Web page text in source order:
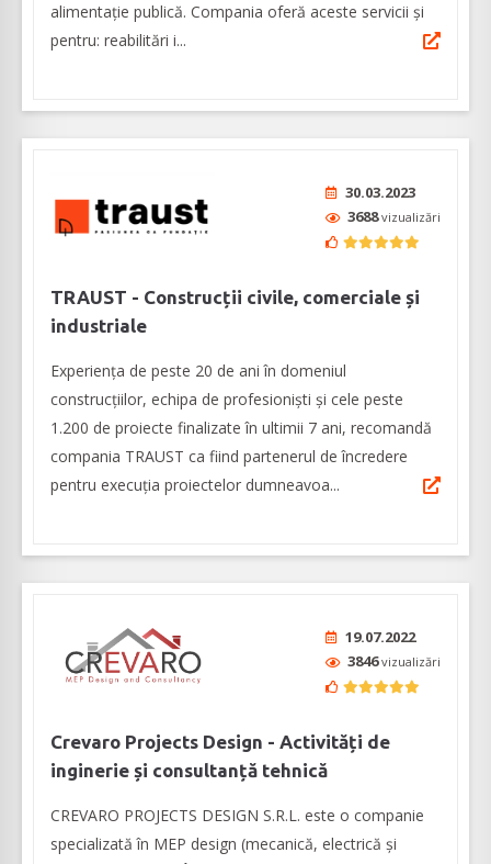
alimentație publică. Compania oferă aceste servicii și
pentru: reabilitări i...
30.03.2023
3688vizualizări
TRAUST - Construcții civile, comerciale și
industriale
Experiența de peste 20 de ani în domeniul
construcțiilor, echipa de profesioniști și cele peste
1.200 de proiecte finalizate în ultimii 7 ani, recomandă
compania TRAUST ca fiind partenerul de încredere
pentru execuția proiectelor dumneavoa...
19.07.2022
3846vizualizări
Crevaro Projects Design - Activități de
inginerie și consultanță tehnică
CREVARO PROJECTS DESIGN S.R.L. este o companie
specializată în MEP design (mecanică, electrică și